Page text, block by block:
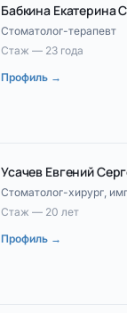
Бабкина Екатерина
Стоматолог-терапевт
Стаж — 23 года
Профиль →
Усачев Евгений
Стоматолог-хирург,
Стаж — 20 лет
Профиль →